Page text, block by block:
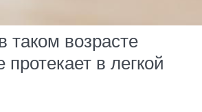
таком возрасте
в легкой